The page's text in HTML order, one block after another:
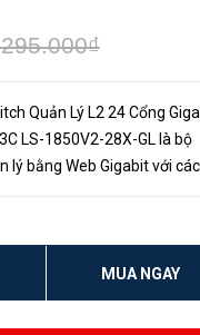
Quản Lý L2 24 Cổng
LS-1850V2-28X-GL là bộ
bằng Web Gigabit với các
MUA NGAY